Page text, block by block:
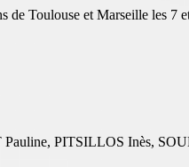
de Toulouse et Marseille les 7
PITSILLOS Inès,